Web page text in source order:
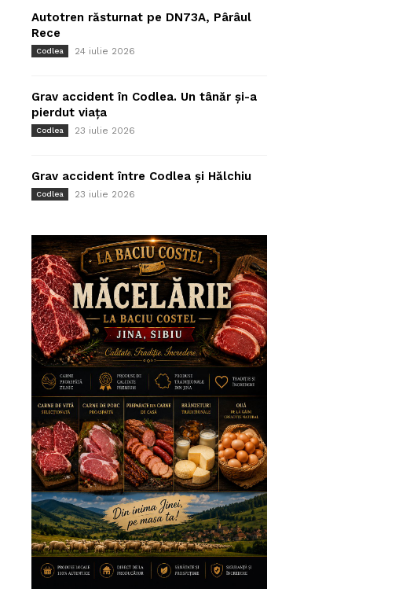
Autotren răsturnat pe DN73A, Pârâul
Rece
Codlea 24 iulie 2026
Grav accident în Codlea. Un tânăr și-a
pierdut viața
Codlea 23 iulie 2026
Grav accident între Codlea și Hălchiu
Codlea 23 iulie 2026